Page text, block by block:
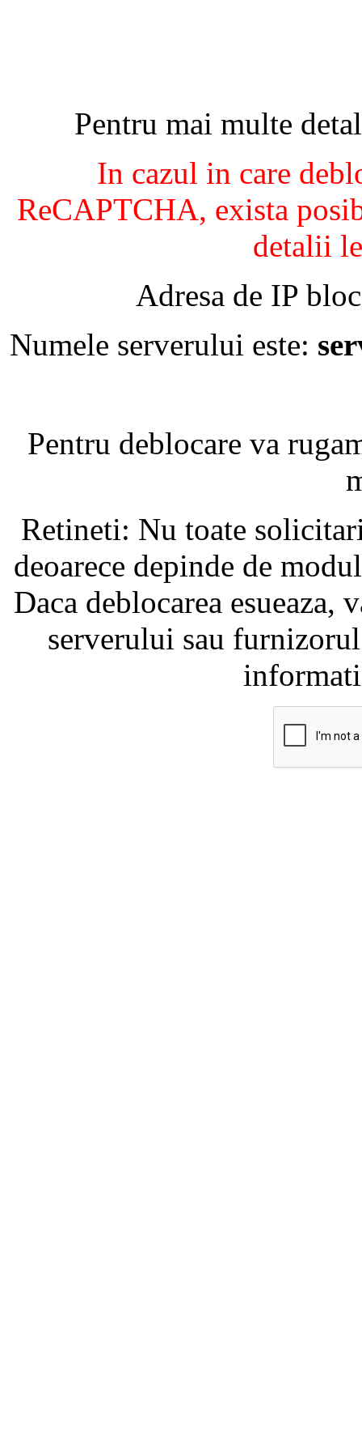
Pentru mai multe
In cazul in care
ReCAPTCHA, exista
detalii
Adresa de IP
Numele serverului este:
Pentru deblocare va
Retineti: Nu toate
deoarece depinde de
Daca deblocarea
serverului sau